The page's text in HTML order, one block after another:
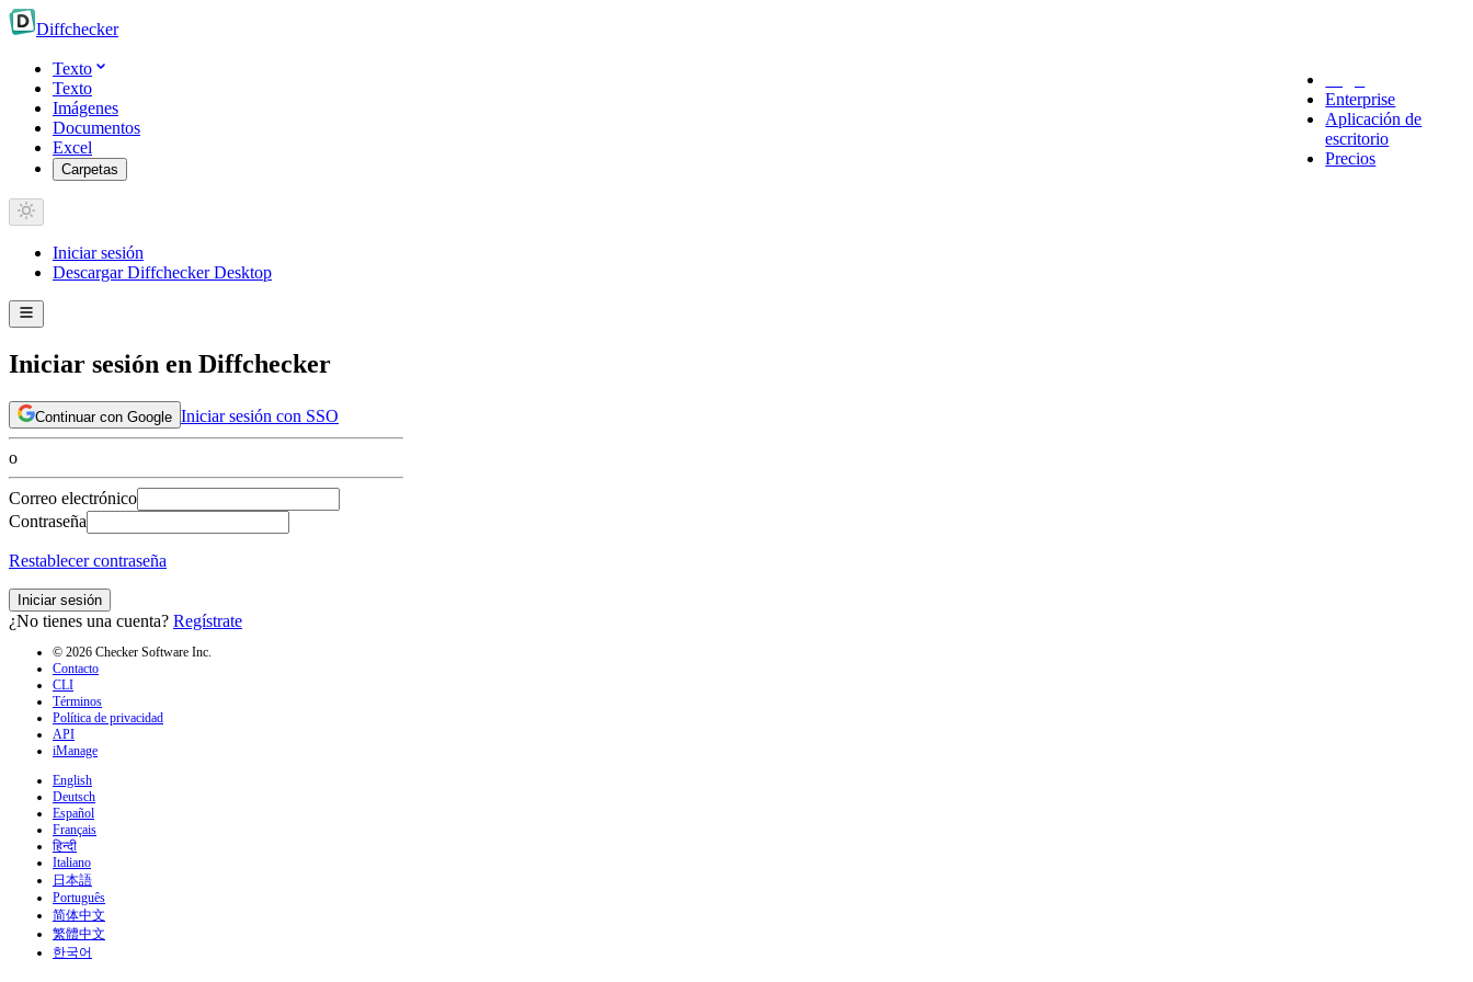
Diffchecker
Texto
Texto
Imágenes
Documentos
Excel
Carpetas
Enterprise
Aplicación de
escritorio
Precios
Iniciar sesión
Descargar Diffchecker Desktop
Iniciar sesión en Diffchecker
Continuar con Google Iniciar sesión con SSO
o
Correo electrónico
Contraseña
Restablecer contraseña
Iniciar sesión
¿No tienes una cuenta? Regístrate
© 2026 Checker Software Inc.
Contacto
CLI
Términos
Política de privacidad
API
iManage
English
Deutsch
Español
Français
हिन्दी
Italiano
日本語
Português
简体中文
繁體中文
한국어